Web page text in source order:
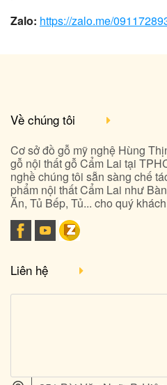
Zalo: https://zalo.me/
Về chúng tôi
Cơ sở đồ gỗ mỹ nghệ Hùng
gỗ nội thất gỗ Cẩm Lai tại
nghề chúng tôi sẵn sàng chế
phẩm nội thất Cẩm Lai như
Ăn, Tủ Bếp, Tủ... cho quý
Liên hệ